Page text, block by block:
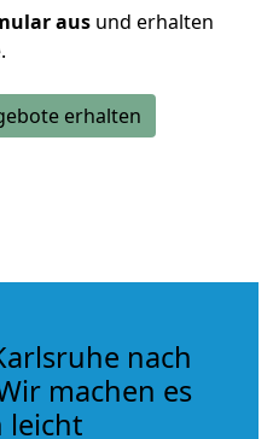
aus und erhalten
erhalten
nach
machen es
leicht